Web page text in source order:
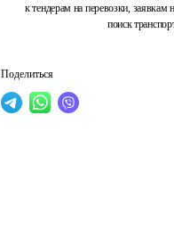
к тендерам на перевозки, заявкам
поиск
Поделиться